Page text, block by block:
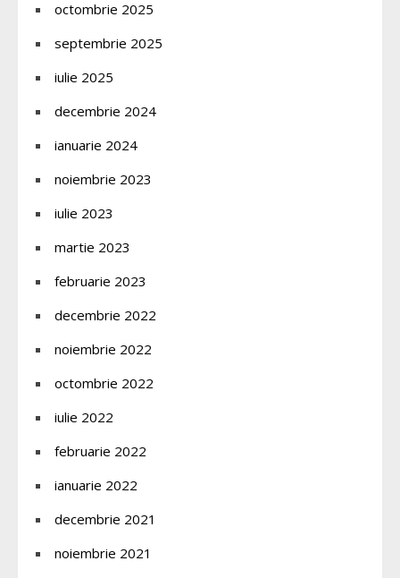
octombrie 2025
septembrie 2025
iulie 2025
decembrie 2024
ianuarie 2024
noiembrie 2023
iulie 2023
martie 2023
februarie 2023
decembrie 2022
noiembrie 2022
octombrie 2022
iulie 2022
februarie 2022
ianuarie 2022
decembrie 2021
noiembrie 2021